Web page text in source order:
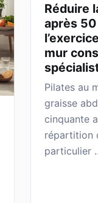
Réduire
après
mur
Pilates au
graisse
cinquante
répartition
particulier